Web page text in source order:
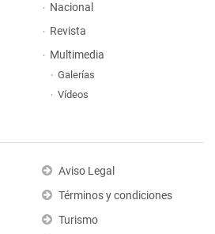
Nacional
Revista
Multimedia
Galerías
Vídeos
Aviso Legal
Términos y condiciones
Turismo